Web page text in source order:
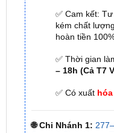
✅ Thời gian
– 18h (Cả T7
✅ Có xuấthóa
🌐 Chi Nhánh 1: